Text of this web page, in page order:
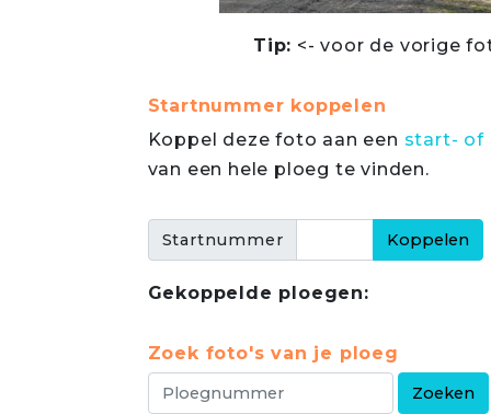
Tip: <- voor de vorige
Startnummer koppelen
Koppel deze foto aan een start- of
van een hele ploeg te vinden.
Startnummer
Gekoppelde ploegen:
Zoek foto's van je ploeg